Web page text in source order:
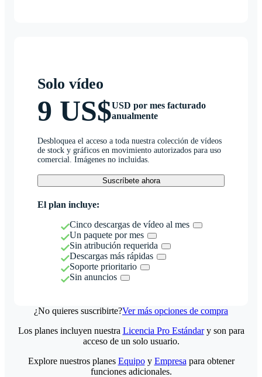
Solo vídeo
9 US$USD por mes facturado
anualmente
Desbloquea el acceso a toda nuestra colección de vídeos
de stock y gráficos en movimiento autorizados para uso
comercial. Imágenes no incluidas.
Suscríbete ahora
El plan incluye:
Cinco descargas de vídeo al mes
Un paquete por mes
Sin atribución requerida
Descargas más rápidas
Soporte prioritario
Sin anuncios
¿No quieres suscribirte?Ver más opciones de compra
Los planes incluyen nuestra Licencia Pro Estándary son para
acceso de un solo usuario.
Explore nuestros planes Equipoy Empresa para obtener
funciones adicionales.